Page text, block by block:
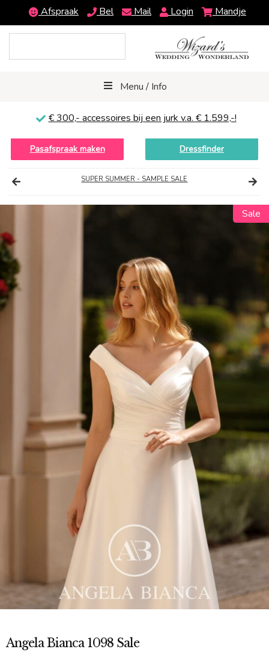
Afspraak Bel Mail Login Mandje
Menu / Info
€ 300,- accessoires bij een jurk v.a. € 1.599,-!
Pasafspraak maken Dressfinder
SUPER SUMMER - SAMPLE SALE
Sale
Angela Bianca 1098 Sale